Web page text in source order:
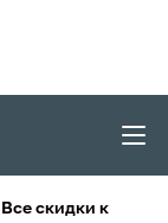
Все скидки к